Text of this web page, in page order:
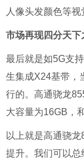
人像头发颜色等视
市场再现四分天下
最后就是如5G支
生集成X24基带，
行的。高通骁龙
大容量为16GB，
以上就是高通骁
提升。我们可以